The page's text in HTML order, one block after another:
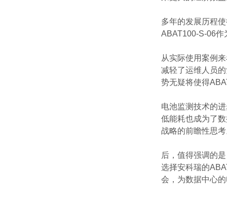
多年的发展历程
ABAT100-S-06作
从实际使用案例
减轻了运维人员
势无疑将使得
电池监测技术的
低能耗也成为了
战略的前瞻性思
后，值得强调的
选择安科瑞的
会，为数据中心